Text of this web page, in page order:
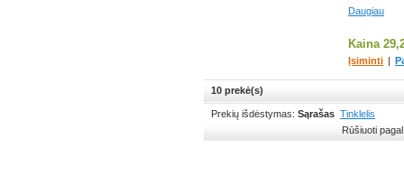
Daugiau
Kaina
Įsiminti
10 prekė(s)
Prekių išdėstymas: Sąrašas Tinklelis
Rūšiuoti pagal